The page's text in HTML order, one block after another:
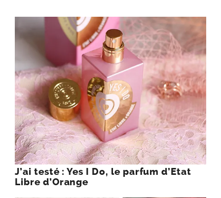
J’ai testé : Yes I Do, le parfum d’Etat
Libre d’Orange